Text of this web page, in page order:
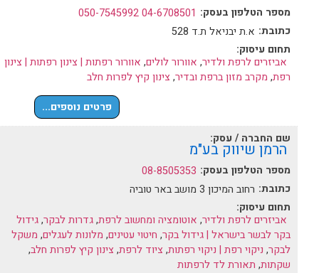
מספר הטלפון בעסק: 04-6708501 050-7545992
כתובת: א.ת יבניאל ת.ד 528
תחום עיסוק:
אביזרים לרפת ולדיר,אוורור לולים,אוורור רפתות | צינון רפתות | צינון
רפת,מקרב מזון ברפת ובדיר,צינון קיץ לפרות חלב
פרטים נוספים...
שם החברה / עסק:
הרמן שיווק בע"מ
מספר הטלפון בעסק: 08-8505353
כתובת: רחוב המיכון 3 מושב באר טוביה
תחום עיסוק:
אביזרים לרפת ולדיר,אוטומציה ומחשוב לרפת,גדרות לבקר,גידול
בקר לבשר בישראל | גידול בקר,חיטוי עטינים,מלונות לעגלים,משקל
לבקר,ניקוי רפת | ניקוי רפתות,ציוד לרפת,צינון קיץ לפרות חלב,
שקתות,תאורת לד לרפתות